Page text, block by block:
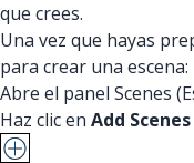
que crees.
Una vez que hayas
para crear una escena:
Abre el panel Scenes
Haz clic en Add Scenes